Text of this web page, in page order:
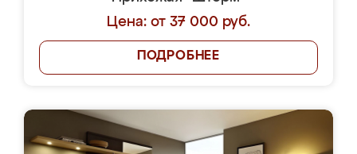
Цена: от 37 000 руб.
ПОДРОБНЕЕ